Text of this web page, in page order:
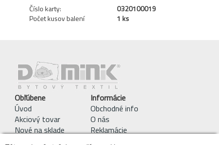
Číslo karty:
0320100019
Počet kusov balení
1 ks
Obľúbene
Úvod
Akciový tovar
Nové na sklade
Informácie
Obchodné info
O nás
Reklamácie